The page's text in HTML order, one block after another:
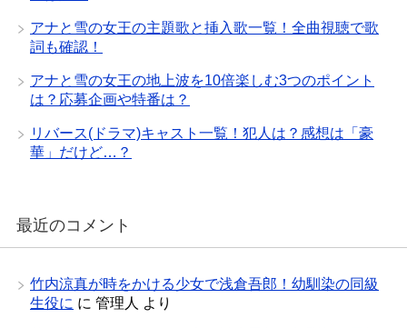
アナと雪の女王の主題歌と挿入歌一覧！全曲視聴で歌
詞も確認！
アナと雪の女王の地上波を10倍楽しむ3つのポイント
は？応募企画や特番は？
リバース(ドラマ)キャスト一覧！犯人は？感想は「豪
華」だけど…？
最近のコメント
竹内涼真が時をかける少女で浅倉吾郎！幼馴染の同級
生役に に 管理人 より